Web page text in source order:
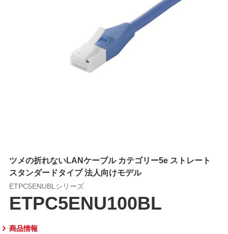
ツメの折れないLANケーブル カテゴリー5e ストレート
スタンダードタイプ 法人向けモデル
ETPC5ENUBLシリーズ
ETPC5ENU100BL
商品情報